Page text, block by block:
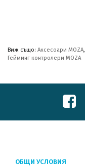
Виж също: Аксесоари MOZA,
Гейминг контролери MOZA
ОБЩИ УСЛОВИЯ